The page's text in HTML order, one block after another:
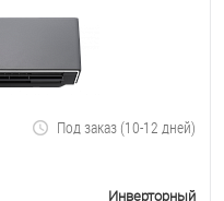
Под заказ (10-12 дней)
Инверторный